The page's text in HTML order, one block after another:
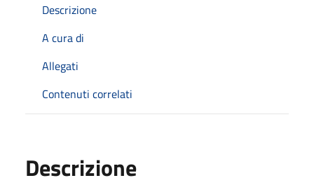
Descrizione
A cura di
Allegati
Contenuti correlati
Descrizione